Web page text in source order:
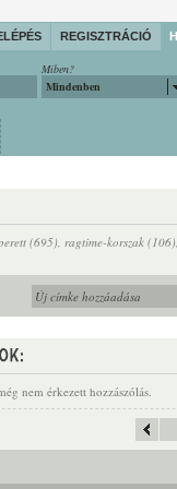
REGISZTRÁCIÓ
Miben?
Mindenben
(695), ragtime-korszak (106),
nem érkezett hozzászólás.